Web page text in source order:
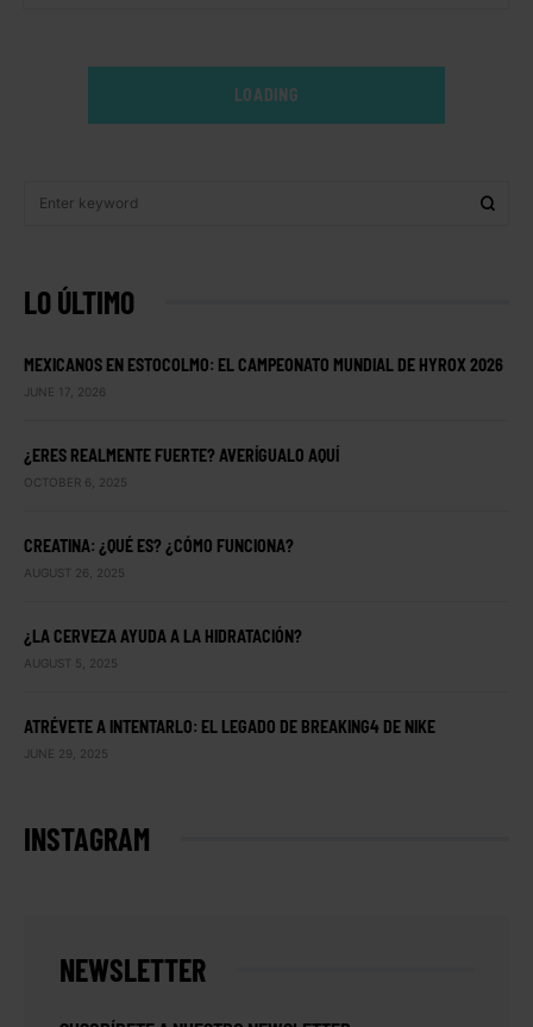
LOADING
LO ÚLTIMO
MEXICANOS EN ESTOCOLMO: EL CAMPEONATO MUNDIAL DE HYROX 2026
JUNE 17, 2026
¿ERES REALMENTE FUERTE? AVERÍGUALO AQUÍ
OCTOBER 6, 2025
CREATINA: ¿QUÉ ES? ¿CÓMO FUNCIONA?
AUGUST 26, 2025
¿LA CERVEZA AYUDA A LA HIDRATACIÓN?
AUGUST 5, 2025
ATRÉVETE A INTENTARLO: EL LEGADO DE BREAKING4 DE NIKE
JUNE 29, 2025
INSTAGRAM
NEWSLETTER